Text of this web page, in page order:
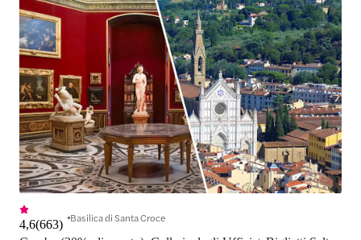
4,6(663) Basilica di Santa Croce